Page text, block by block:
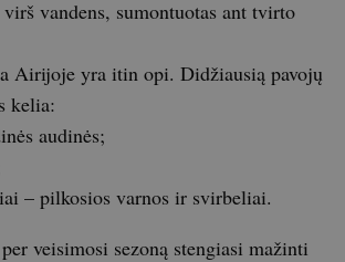
vandens, sumontuotas ant tvirto
Airijoje yra itin opi. Didžiausią pavojų
kelia:
audinės;
– pilkosios varnos ir svirbeliai.
veisimosi sezoną stengiasi mažinti